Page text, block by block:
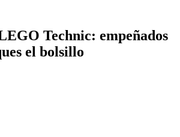
Technic: empeñados
el bolsillo